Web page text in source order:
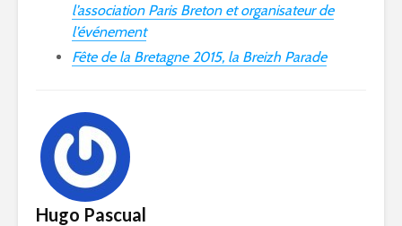
l’association Paris Breton et organisateur de
l’événement
Fête de la Bretagne 2015, la Breizh Parade
Hugo Pascual